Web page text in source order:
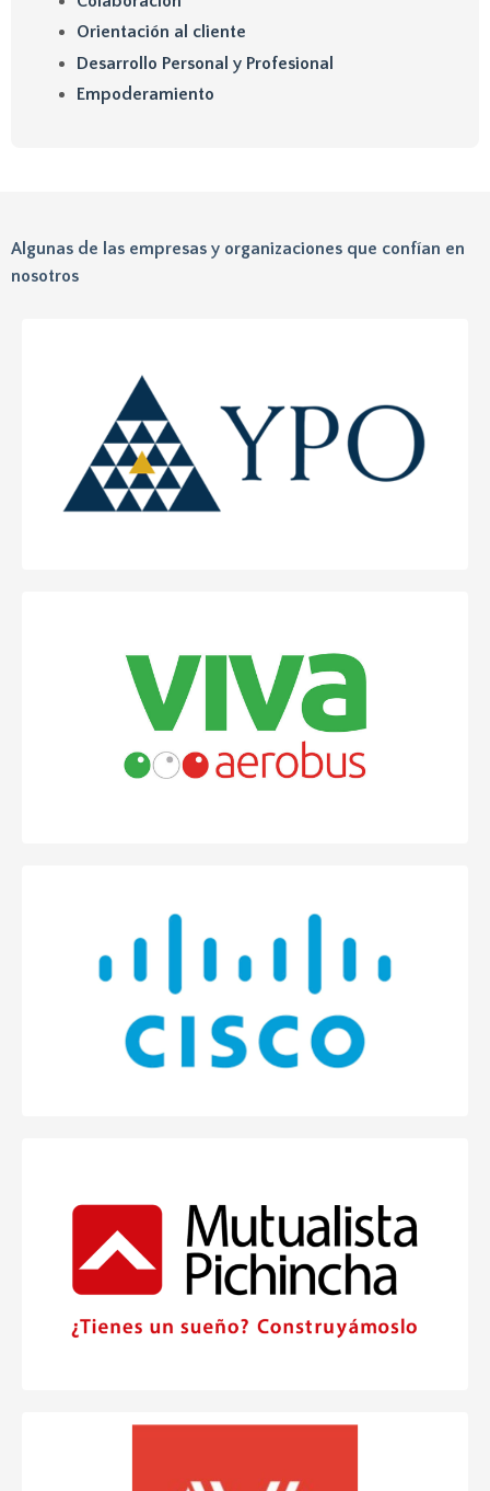
Orientación al cliente
Desarrollo Personal y Profesional
Empoderamiento
Algunas de las empresas y organizaciones que confían en
nosotros